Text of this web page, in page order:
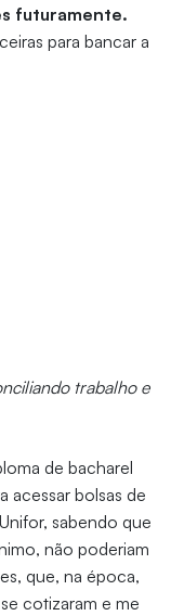
futuramente.
para bancar a
trabalho e
de bacharel
acessar bolsas de
sabendo que
não poderiam
que, na época,
cotizaram e me